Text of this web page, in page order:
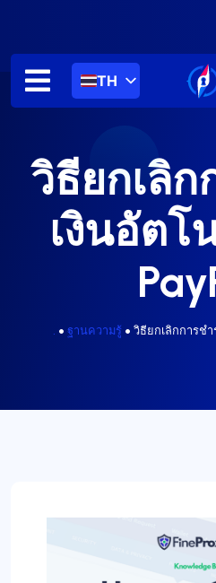
เนื้อหา
TH
วิธียกเลิก
เงินอัตโ
• ฐานความรู้ • วิธียกเลิกการช